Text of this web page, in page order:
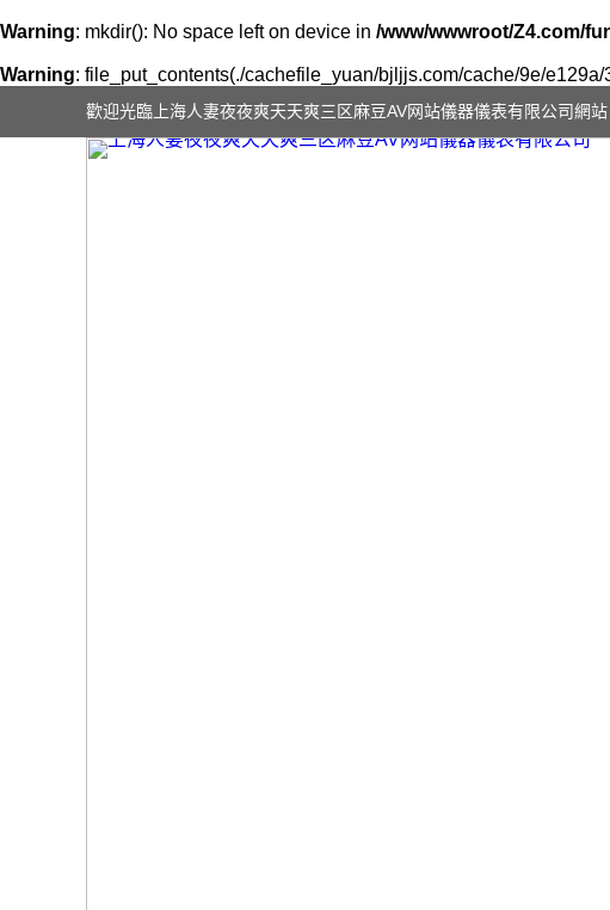
Warning: mkdir(): No space left on device in /www/wwwroot/Z4.com/
Warning: file_put_contents(./cachefile_yuan/bjljjs.com/cache/9e/
歡迎光臨上海人妻夜夜爽天天爽三区麻豆AV网站儀器儀表有限公司網站